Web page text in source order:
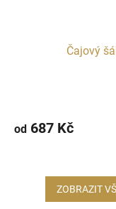
Čajový
od 687 Kč
ZOBRAZIT